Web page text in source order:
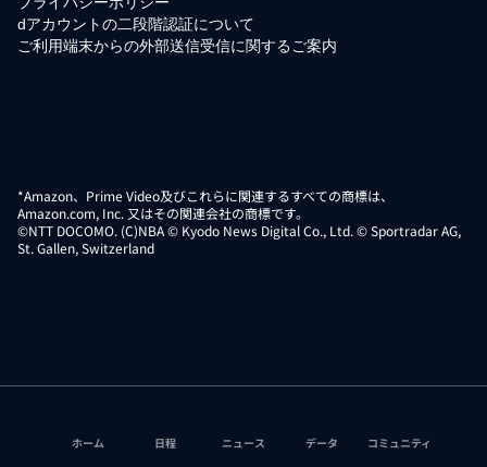
dアカウントの二段階認証について
ご利用端末からの外部送信受信に関するご案内
*Amazon、Prime Video及びこれらに関連するすべての商標は、
Amazon.com, Inc. 又はその関連会社の商標です。
©NTT DOCOMO. (C)NBA © Kyodo News Digital Co., Ltd. © Sportradar AG,
St. Gallen, Switzerland
ホーム 日程 ニュース データ コミュニティ